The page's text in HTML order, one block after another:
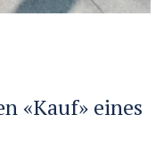
«Kauf» eines